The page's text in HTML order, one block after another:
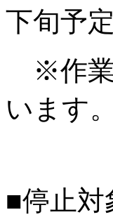
下旬予定
※作業
います。
■停止対